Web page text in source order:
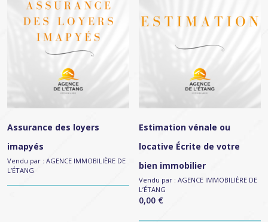
Assurance des loyers
imapyés
Vendu par : AGENCE IMMOBILIÈRE DE
L’ÉTANG
Estimation vénale ou
locative Écrite de votre
bien immobilier
0,00 €
Vendu par :AGENCE IMMOBILIÈRE DE
L’ÉTANG